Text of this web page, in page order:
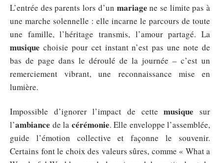
L’entrée des parents lors d’un mariage ne se limite pas à
une marche solennelle : elle incarne le parcours de toute
une famille, l’héritage transmis, l’amour partagé. La
musique choisie pour cet instant n’est pas une note de
bas de page dans le déroulé de la journée – c’est un
remerciement vibrant, une reconnaissance mise en
lumière.
Impossible d’ignorer l’impact de cettemusique sur
l’ambiance de la cérémonie. Elle enveloppe l’assemblée,
guide l’émotion collective et façonne le souvenir.
Certains font le choix des valeurs sûres, comme « What a